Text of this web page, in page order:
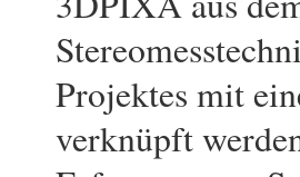
Projektes mit
verknüpft